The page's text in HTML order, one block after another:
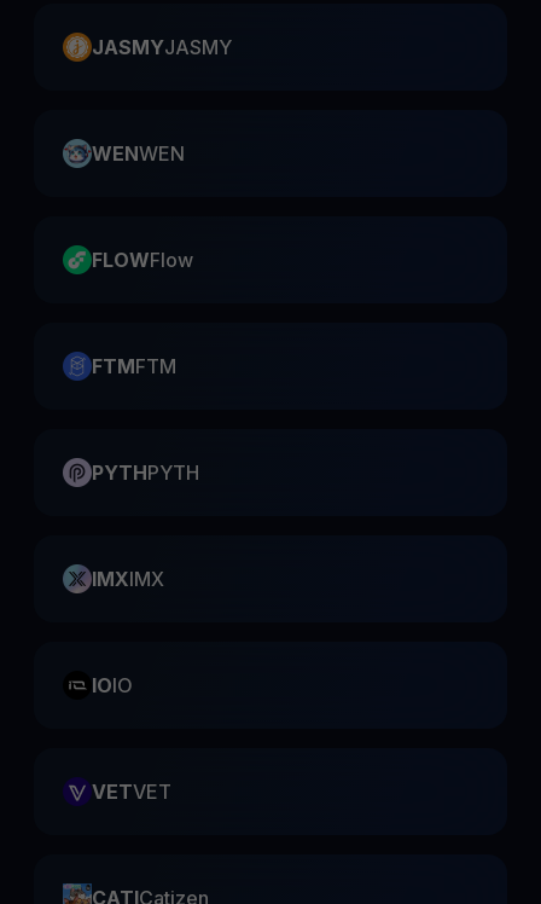
JASMYJASMY
WENWEN
FLOWFlow
FTMFTM
PYTHPYTH
IMXIMX
IOIO
VETVET
CATICatizen